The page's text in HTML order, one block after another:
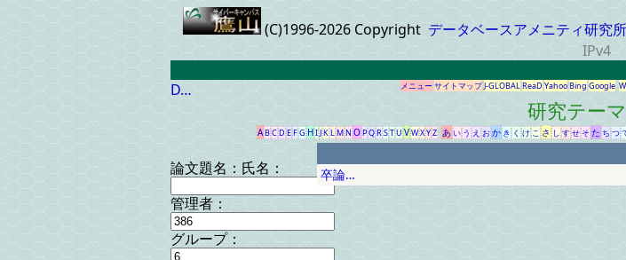
(C)1996-2026 Copyright データベースアメニティ研究所
IPv4
D…
メニューサイトマップJ-GLOBALReaD YahooBing Google
研究テー
ABCDEFGHIJKLMNOPQRSTUVWXYZ あいう え おかき く けこ さ しすせそたちつ
論文題名： 氏名：
管理者：
グループ：
卒論…